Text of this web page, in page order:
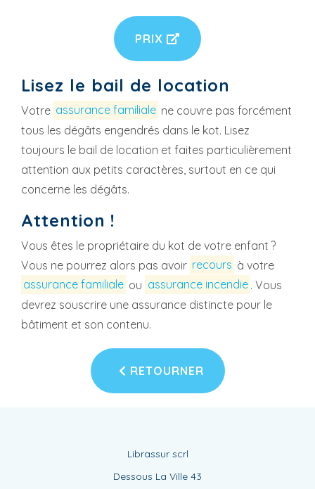
PRIX
Lisez le bail de location
Votre assurance familiale ne couvre pas forcément
tous les dégâts engendrés dans le kot. Lisez
toujours le bail de location et faites particulièrement
attention aux petits caractères, surtout en ce qui
concerne les dégâts.
Attention !
Vous êtes le propriétaire du kot de votre enfant ?
Vous ne pourrez alors pas avoir recours à votre
assurance familiale ou assurance incendie . Vous
devrez souscrire une assurance distincte pour le
bâtiment et son contenu.
RETOURNER
Librassur scrl
Dessous La Ville 43